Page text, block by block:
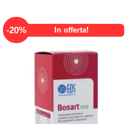
-20% In offerta!